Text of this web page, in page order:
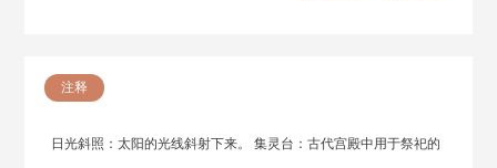
注释
日光斜照：太阳的光线斜射下来。 集灵台：古代宫殿中用于祭祀的